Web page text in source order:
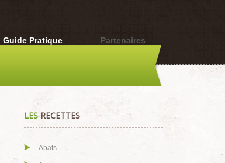
Guide Pratique Partenaires
LESRECETTES
Abats